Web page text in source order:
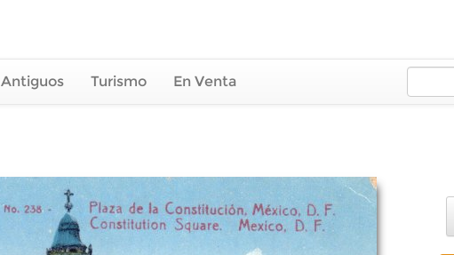
Turismo En Venta